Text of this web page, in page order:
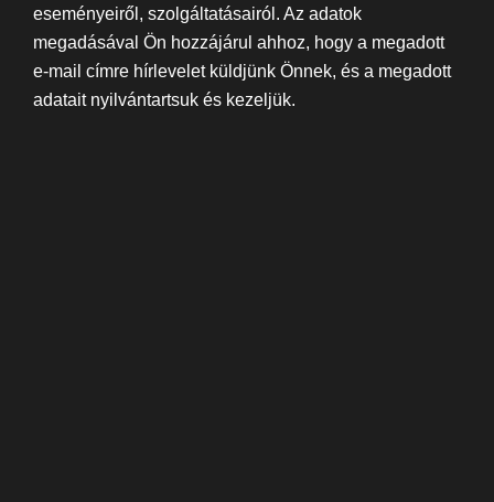
eseményeiről, szolgáltatásairól. Az adatok
megadásával Ön hozzájárul ahhoz, hogy a megadott
e-mail címre hírlevelet küldjünk Önnek, és a megadott
adatait nyilvántartsuk és kezeljük.